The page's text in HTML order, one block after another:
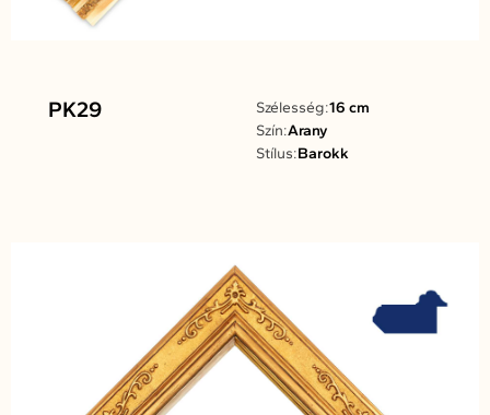
PK29 Szélesség:16 cm
Szín:Arany
Stílus:Barokk